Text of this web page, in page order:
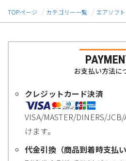
TOPページ
カテゴリー一覧 エアソフ
お支払い方法に
クレジットカード決済
VISA/MASTER/DINERS/
けます。
代金引換（商品到着時支払い